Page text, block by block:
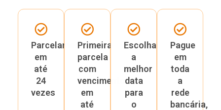
Parcelamento
em
até
24
vezes
Primeira
parcela
com
vencimento
em
até
Escolha
a
melhor
data
para
o
Pague
em
toda
a
rede
bancária,